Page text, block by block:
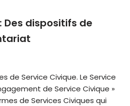
Des dispositifs de
de Service Civique. Le Service
de Service Civique »
de Services Civiques qui